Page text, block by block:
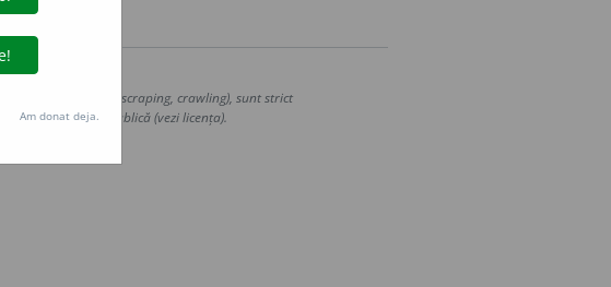
automată (web scraping, crawling), sunt strict
spre utilizare publică (vezi licența).
Am donat deja.